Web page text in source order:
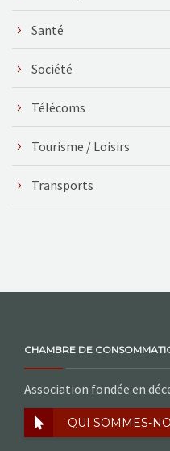
Santé
Société
Télécoms
Tourisme / Loisirs
Transports
CHAMBRE DE
Association fondée en
QUI SOMMES-